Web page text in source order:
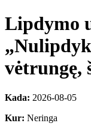
Lipdymo
vėtrungę,
Kada: 2026-08-05
Kur: Neringa